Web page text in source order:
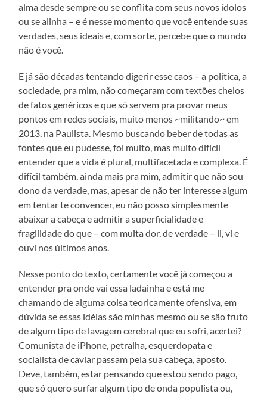
alma desde sempre ou se conflita com seus novos ídolos
ou se alinha – e é nesse momento que você entende suas
verdades, seus ideais e, com sorte, percebe que o mundo
não é você.
E já são décadas tentando digerir esse caos – a política, a
sociedade, pra mim, não começaram com textões cheios
de fatos genéricos e que só servem pra provar meus
pontos em redes sociais, muito menos ~militando~ em
2013, na Paulista. Mesmo buscando beber de todas as
fontes que eu pudesse, foi muito, mas muito difícil
entender que a vida é plural, multifacetada e complexa. É
difícil também, ainda mais pra mim, admitir que não sou
dono da verdade, mas, apesar de não ter interesse algum
em tentar te convencer, eu não posso simplesmente
abaixar a cabeça e admitir a superficialidade e
fragilidade do que – com muita dor, de verdade – li, vi e
ouvi nos últimos anos.
Nesse ponto do texto, certamente você já começou a
entender pra onde vai essa ladainha e está me
chamando de alguma coisa teoricamente ofensiva, em
dúvida se essas idéias são minhas mesmo ou se são fruto
de algum tipo de lavagem cerebral que eu sofri, acertei?
Comunista de iPhone, petralha, esquerdopata e
socialista de caviar passam pela sua cabeça, aposto.
Deve, também, estar pensando que estou sendo pago,
que só quero surfar algum tipo de onda populista ou,